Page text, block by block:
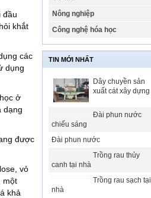
đầu
khắt
các
dụng
ở
dạng
được
vỏ
một
khả
Nông nghiệp
Công nghệ hóa học
TIN MỚI NHẤT
Dây chuyền sản
xuất cát xây dựng
Đài phun nước
chiếu sáng
Đài phun nước
Trồng rau thủy
canh tại nhà
Trồng rau sạch tại
nhà